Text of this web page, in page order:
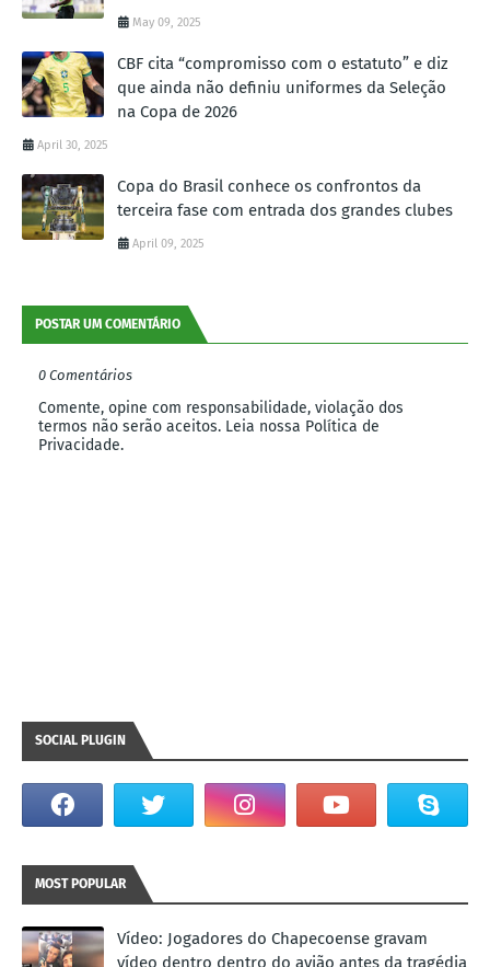
May 09, 2025
CBF cita “compromisso com o estatuto” e diz
que ainda não definiu uniformes da Seleção
na Copa de 2026
April 30, 2025
Copa do Brasil conhece os confrontos da
terceira fase com entrada dos grandes clubes
April 09, 2025
POSTAR UM COMENTÁRIO
0 Comentários
Comente, opine com responsabilidade, violação dos
termos não serão aceitos. Leia nossa Política de
Privacidade.
SOCIAL PLUGIN
MOST POPULAR
Vídeo: Jogadores do Chapecoense gravam
vídeo dentro dentro do avião antes da tragédia